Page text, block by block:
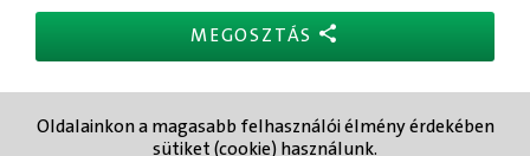
MEGOSZTÁS
Oldalainkon a magasabb felhasználói élmény érdekében
sütiket (cookie) használunk.